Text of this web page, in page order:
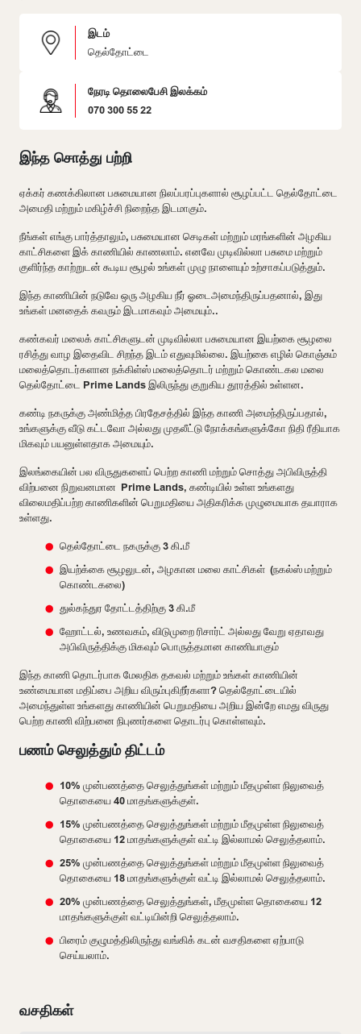
இடம்
தெல்தோட்டை
நேரடி தொலைபேசி இலக்கம்
070 300 55 22
இந்த சொத்து பற்றி
ஏக்கர் கணக்கிலான பசுமையான நிலப்பரப்புகளால் சூழப்பட்ட தெல்தோட்டை
அமைதி மற்றும் மகிழ்ச்சி நிறைந்த இடமாகும்.
நீங்கள் எங்கு பார்த்தாலும், பசுமையான செடிகள் மற்றும் மரங்களின் அழகிய
காட்சிகளை இக் காணியில் காணலாம். எனவே முடிவில்லா பசுமை மற்றும்
குளிர்ந்த காற்றுடன் கூடிய சூழல் உங்கள் முழு நாளையும் உற்சாகப்படுத்தும்.
இந்த காணியின் நடுவே ஒரு அழகிய நீர் ஓடைஅமைந்திருப்பதனால், இது
உங்கள் மனதைக் கவரும் இடமாகவும் அமையும்..
கண்கவர் மலைக் காட்சிகளுடன் முடிவில்லா பசுமையான இயற்கை சூழலை
ரசித்து வாழ இதைவிட சிறந்த இடம் எதுவுமில்லை. இயற்கை எழில் கொஞ்சும்
மலைத்தொடர்களான நக்கிள்ஸ் மலைத்தொடர் மற்றும் கொண்டகல மலை
தெல்தோட்டை Prime Lands இலிருந்து குறுகிய தூரத்தில் உள்ளன.
கண்டி நகருக்கு அண்மித்த பிரதேசத்தில் இந்த காணி அமைந்திருப்பதால்,
உங்களுக்கு வீடு கட்டவோ அல்லது முதலீட்டு நோக்கங்களுக்கோ நிதி ரீதியாக
மிகவும் பயனுள்ளதாக அமையும்.
இலங்கையின் பல விருதுகளைப் பெற்ற காணி மற்றும் சொத்து அபிவிருத்தி
விற்பனை நிறுவனமான Prime Lands, கண்டியில் உள்ள உங்களது
விலைமதிப்பற்ற காணிகளின் பெறுமதியை அதிகரிக்க முழுமையாக தயாராக
உள்ளது.
தெல்தோட்டை நகருக்கு 3 கி.மீ
இயற்க்கை சூழலுடன், அழகான மலை காட்சிகள் (நகல்ஸ் மற்றும்
கொண்டகலை)
துல்கந்துர தோட்டத்திற்கு 3 கி.மீ
ஹோட்டல், உணவகம், விடுமுறை ரிசார்ட் அல்லது வேறு ஏதாவது
அபிவிருத்திக்கு மிகவும் பொருத்தமான காணியாகும்
இந்த காணி தொடர்பாக மேலதிக தகவல் மற்றும் உங்கள் காணியின்
உண்மையான மதிப்பை அறிய விரும்புகிறீர்களா? தெல்தோட்டையில்
அமைந்துள்ள உங்களது காணியின் பெறுமதியை அறிய இன்றே எமது விருது
பெற்ற காணி விற்பனை நிபுணர்களை தொடர்பு கொள்ளவும்.
பணம் செலுத்தும் திட்டம்
10% முன்பணத்தை செலுத்துங்கள் மற்றும் மீதமுள்ள நிலுவைத்
தொகையை 40 மாதங்களுக்குள்.
15% முன்பணத்தை செலுத்துங்கள் மற்றும் மீதமுள்ள நிலுவைத்
தொகையை 12 மாதங்களுக்குள் வட்டி இல்லாமல் செலுத்தலாம்.
25% முன்பணத்தை செலுத்துங்கள் மற்றும் மீதமுள்ள நிலுவைத்
தொகையை 18 மாதங்களுக்குள் வட்டி இல்லாமல் செலுத்தலாம்.
20% முன்பணத்தை செலுத்துங்கள், மீதமுள்ள தொகையை 12
மாதங்களுக்குள் வட்டியின்றி செலுத்தலாம்.
பிரைம் குழுமத்திலிருந்து வங்கிக் கடன் வசதிகளை ஏற்பாடு
செய்யலாம்.
வசதிகள்